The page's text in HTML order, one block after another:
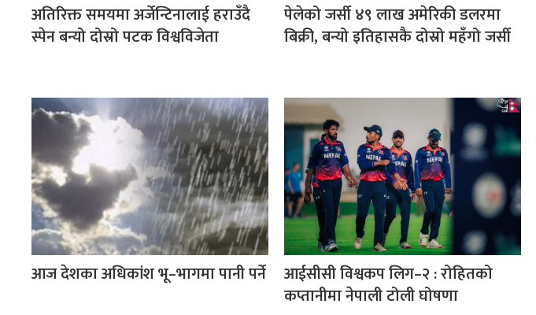
अतिरिक्त समयमा अर्जेन्टिनालाई हराउँदै
स्पेन बन्यो दोस्रो पटक विश्वविजेता
पेलेको जर्सी ४९ लाख अमेरिकी डलरमा
बिक्री, बन्यो इतिहासकै दोस्रो महँगो जर्सी
आज देशका अधिकांश भू–भागमा पानी पर्ने
आईसीसी विश्वकप लिग–२ : रोहितको
कप्तानीमा नेपाली टोली घोषणा